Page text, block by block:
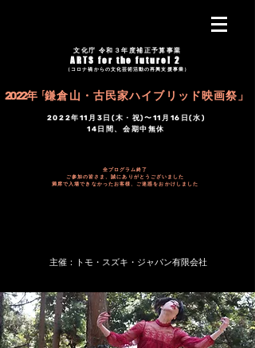
文化庁 令和３年度補正予算事業
ARTS for the future! 2
（コロナ禍からの文化芸術活動の再興支援事業）
2022年「鎌倉山・古民家ハイブリッド映画祭」
2022年11月3日(木・祝)〜11月16日(水)
14日間、会期中無休
全プログラム終了
ご参加の皆さま、誠にありがとうございました
満席で入場できなかったお客様、ご迷惑をおかけしました
主催：トモ・スズキ・ジャパン有限会社